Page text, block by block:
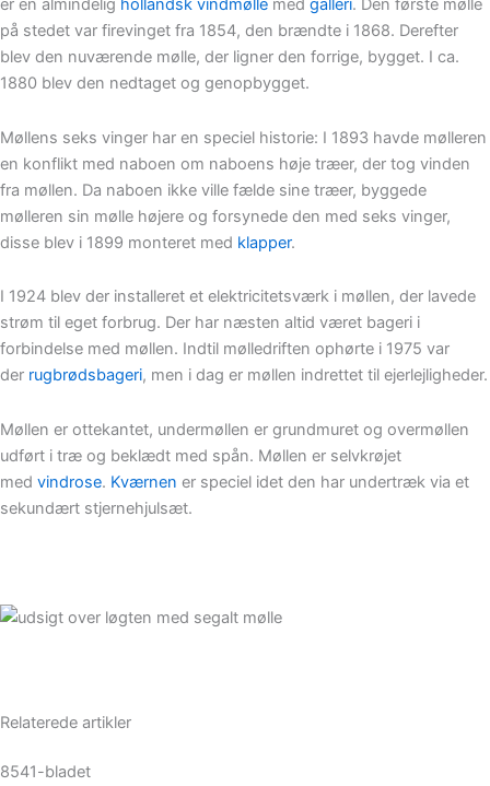
er en almindelig hollandsk vindmølle med galleri. Den første mølle
på stedet var firevinget fra 1854, den brændte i 1868. Derefter
blev den nuværende mølle, der ligner den forrige, bygget. I ca.
1880 blev den nedtaget og genopbygget.
Møllens seks vinger har en speciel historie: I 1893 havde mølleren
en konflikt med naboen om naboens høje træer, der tog vinden
fra møllen. Da naboen ikke ville fælde sine træer, byggede
mølleren sin mølle højere og forsynede den med seks vinger,
disse blev i 1899 monteret med klapper.
I 1924 blev der installeret et elektricitetsværk i møllen, der lavede
strøm til eget forbrug. Der har næsten altid været bageri i
forbindelse med møllen. Indtil mølledriften ophørte i 1975 var
der rugbrødsbageri, men i dag er møllen indrettet til ejerlejligheder.
Møllen er ottekantet, undermøllen er grundmuret og overmøllen
udført i træ og beklædt med spån. Møllen er selvkrøjet
med vindrose. Kværnen er speciel idet den har undertræk via et
sekundært stjernehjulsæt.
Relaterede artikler
8541-bladet